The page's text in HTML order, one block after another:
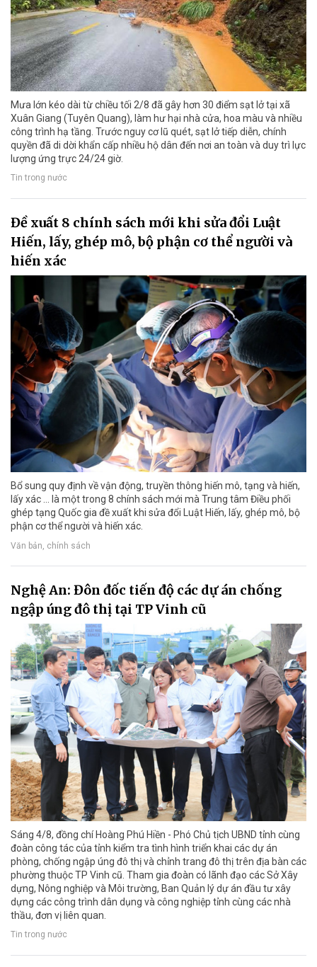
Mưa lớn kéo dài từ chiều tối 2/8 đã gây hơn 30 điểm sạt lở tại xã
Xuân Giang (Tuyên Quang), làm hư hại nhà cửa, hoa màu và nhiều
công trình hạ tầng. Trước nguy cơ lũ quét, sạt lở tiếp diễn, chính
quyền đã di dời khẩn cấp nhiều hộ dân đến nơi an toàn và duy trì lực
lượng ứng trực 24/24 giờ.
Tin trong nước
Đề xuất 8 chính sách mới khi sửa đổi Luật
Hiến, lấy, ghép mô, bộ phận cơ thể người và
hiến xác
Bổ sung quy định về vận động, truyền thông hiến mô, tạng và hiến,
lấy xác ... là một trong 8 chính sách mới mà Trung tâm Điều phối
ghép tạng Quốc gia đề xuất khi sửa đổi Luật Hiến, lấy, ghép mô, bộ
phận cơ thể người và hiến xác.
Văn bản, chính sách
Nghệ An: Đôn đốc tiến độ các dự án chống
ngập úng đô thị tại TP Vinh cũ
Sáng 4/8, đồng chí Hoàng Phú Hiền - Phó Chủ tịch UBND tỉnh cùng
đoàn công tác của tỉnh kiểm tra tình hình triển khai các dự án
phòng, chống ngập úng đô thị và chỉnh trang đô thị trên địa bàn các
phường thuộc TP Vinh cũ. Tham gia đoàn có lãnh đạo các Sở Xây
dựng, Nông nghiệp và Môi trường, Ban Quản lý dự án đầu tư xây
dựng các công trình dân dụng và công nghiệp tỉnh cùng các nhà
thầu, đơn vị liên quan.
Tin trong nước